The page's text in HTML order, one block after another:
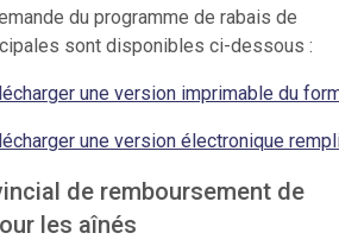
du programme de rabais de
sont disponibles ci-dessous :
une version imprimable du
une version électronique
de remboursement de
les aînés